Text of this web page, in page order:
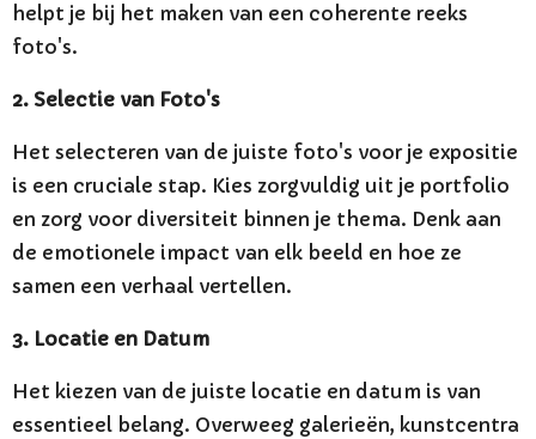
helpt je bij het maken van een coherente reeks
foto's.
2. Selectie van Foto's
Het selecteren van de juiste foto's voor je expositie
is een cruciale stap. Kies zorgvuldig uit je portfolio
en zorg voor diversiteit binnen je thema. Denk aan
de emotionele impact van elk beeld en hoe ze
samen een verhaal vertellen.
3. Locatie en Datum
Het kiezen van de juiste locatie en datum is van
essentieel belang. Overweeg galerieën, kunstcentra